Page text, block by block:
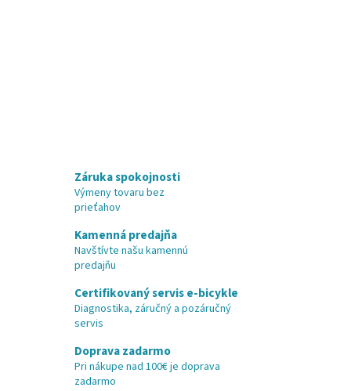
Záruka spokojnosti
Výmeny tovaru bez
prieťahov
Kamenná predajňa
Navštívte našu kamennú
predajňu
Certifikovaný servis e-bicykle
Diagnostika, záručný a pozáručný
servis
Doprava zadarmo
Pri nákupe nad 100€ je doprava
zadarmo